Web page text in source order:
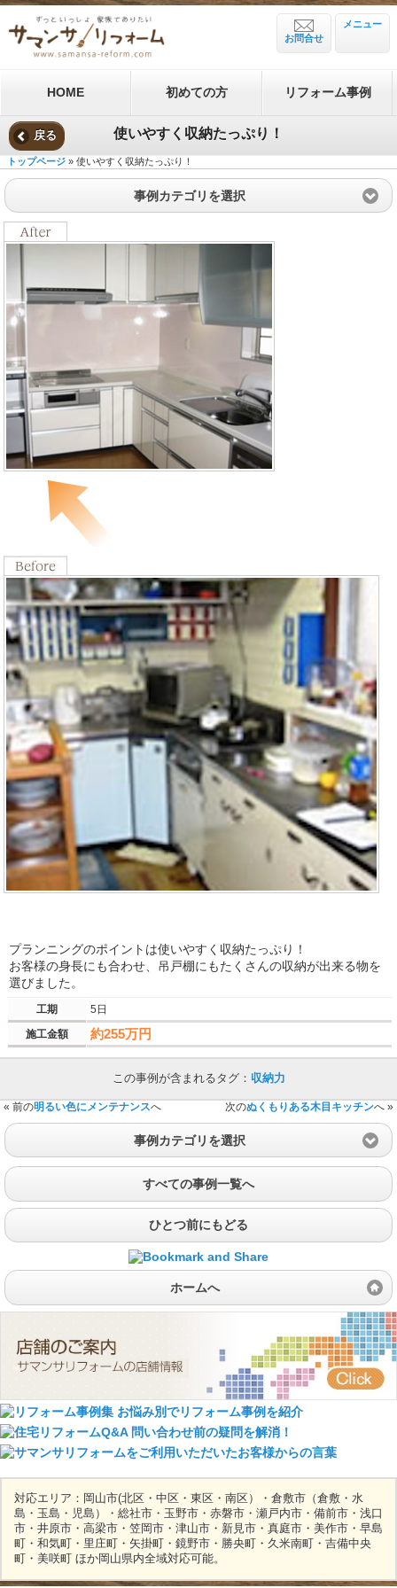
メニュー
お問合せ
HOME 初めての方 リフォーム事例
戻る 使いやすく収納たっぷり！
トップページ » 使いやすく収納たっぷり！
事例カテゴリを選択
プランニングのポイントは使いやすく収納たっぷり！
お客様の身長にも合わせ、吊戸棚にもたくさんの収納が出来る物を
選びました。
工期 5日
施工金額 約255万円
この事例が含まれるタグ： 収納力
« 前の明るい色にメンテナンスへ 次のぬくもりある木目キッチンへ »
事例カテゴリを選択
すべての事例一覧へ
ひとつ前にもどる
ホームへ
対応エリア：岡山市(北区・中区・東区・南区）・倉敷市（倉敷・水
島・玉島・児島）・総社市・玉野市・赤磐市・瀬戸内市・備前市・浅口
市・井原市・高梁市・笠岡市・津山市・新見市・真庭市・美作市・早島
町・和気町・里庄町・矢掛町・鏡野市・勝央町・久米南町・吉備中央
町・美咲町 ほか岡山県内全域対応可能。